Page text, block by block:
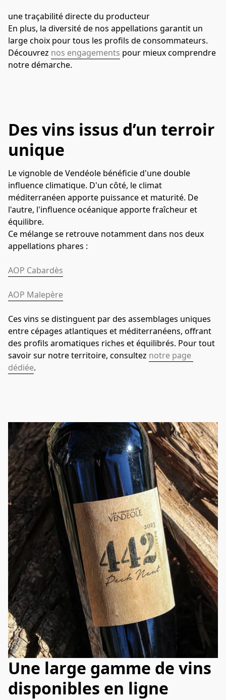
une traçabilité directe du producteur
En plus, la diversité de nos appellations garantit un
large choix pour tous les profils de consommateurs.
Découvrez nos engagements pour mieux comprendre
notre démarche.
Des vins issus d’un terroir
unique
Le vignoble de Vendéole bénéficie d'une double
influence climatique. D'un côté, le climat
méditerranéen apporte puissance et maturité. De
l'autre, l'influence océanique apporte fraîcheur et
équilibre.
Ce mélange se retrouve notamment dans nos deux
appellations phares :
AOP Cabardès
AOP Malepère
Ces vins se distinguent par des assemblages uniques
entre cépages atlantiques et méditerranéens, offrant
des profils aromatiques riches et équilibrés. Pour tout
savoir sur notre territoire, consultez notre page
dédiée.
Une large gamme de vins
disponibles en ligne